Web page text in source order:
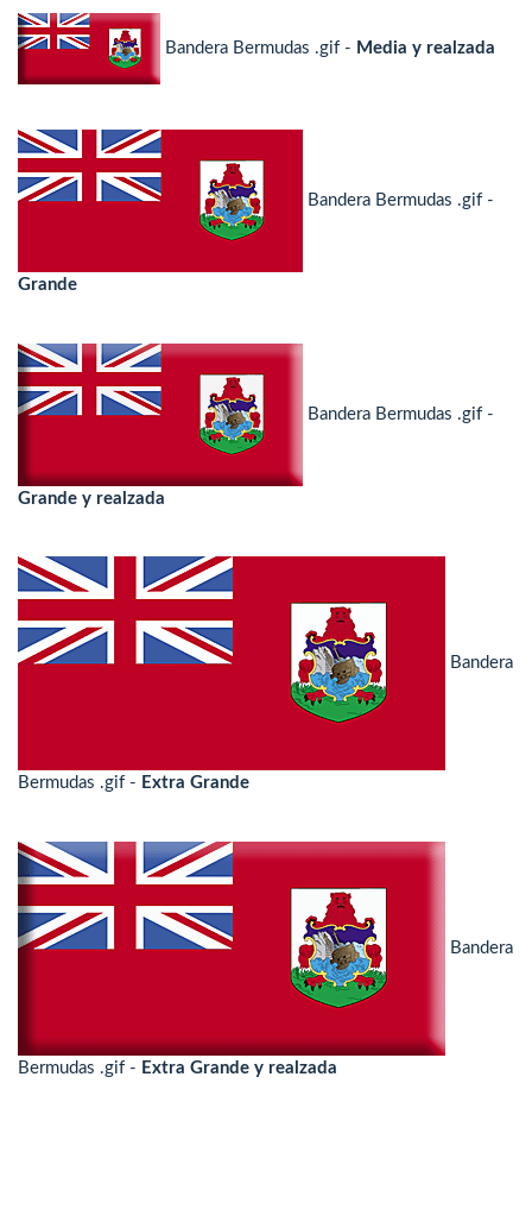
Bandera Bermudas .gif - Media y realzada
Bandera Bermudas .gif -
Grande
Bandera Bermudas .gif -
Grande y realzada
Bandera
Bermudas .gif - Extra Grande
Bandera
Bermudas .gif - Extra Grande y realzada